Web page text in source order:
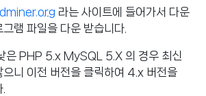
라는 사이트에 들어가서 다운
램 파일을 다운 받습니다.
은 PHP 5.x MySQL 5.X 의 경우 최신
으니 이전 버전을 클릭하여 4.x 버전을